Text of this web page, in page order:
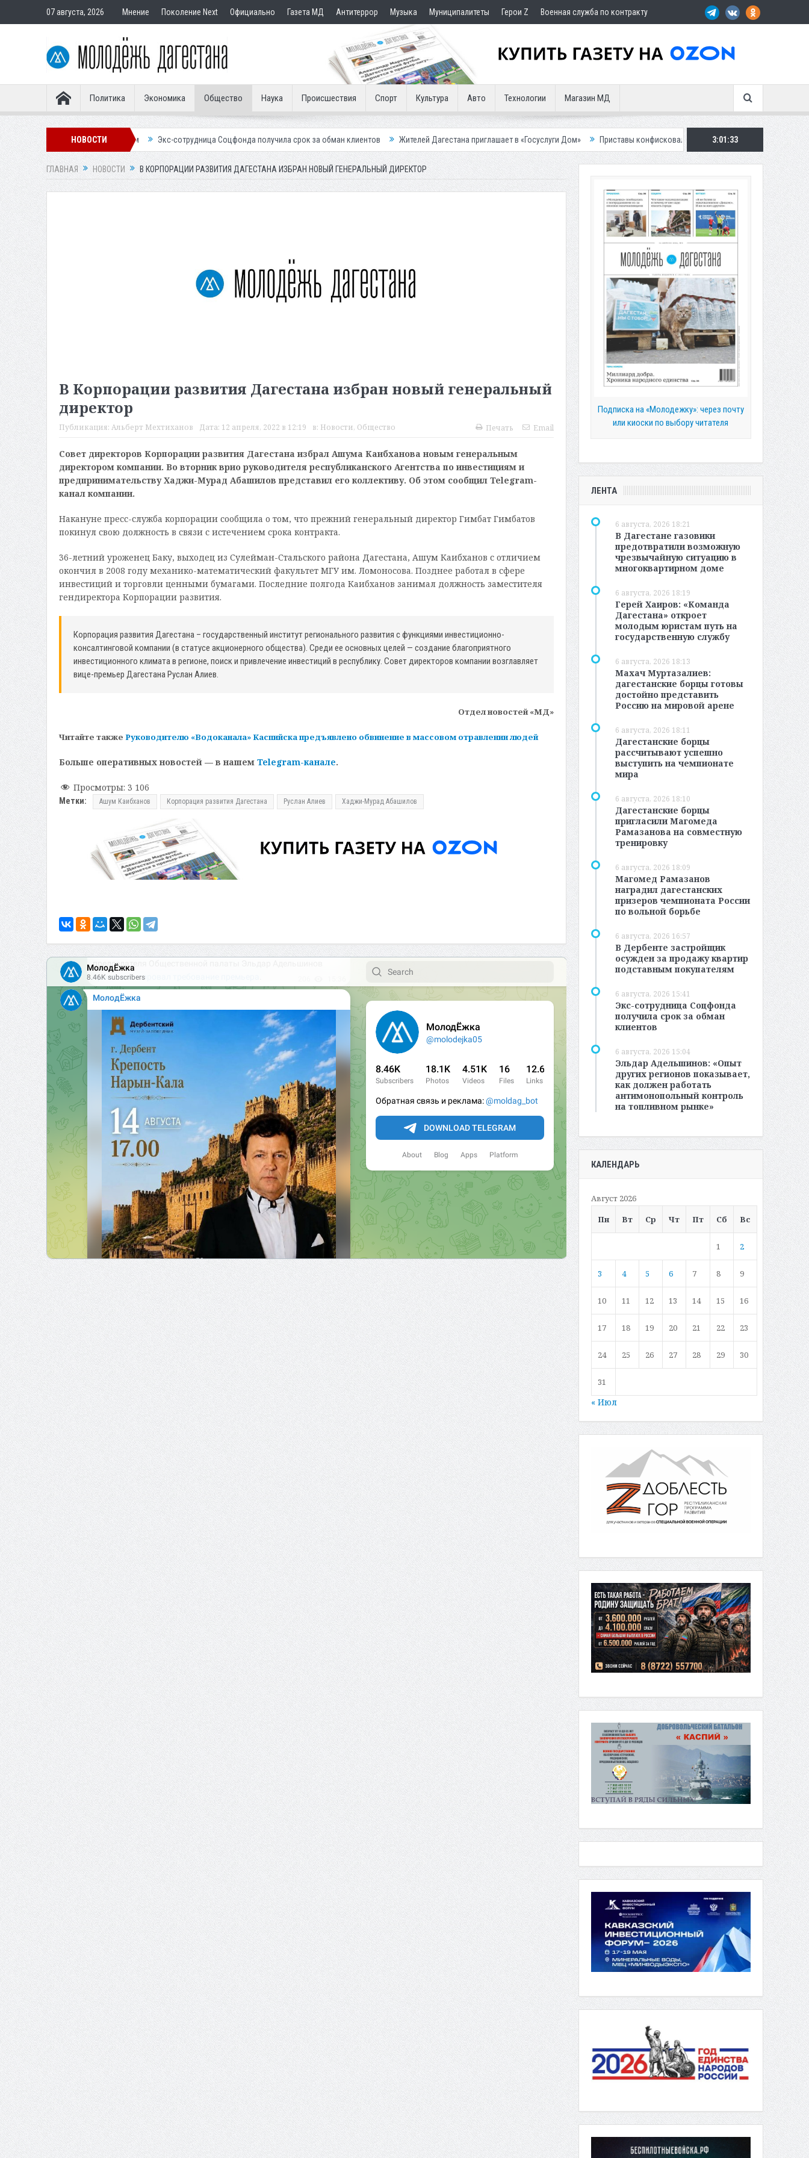
07 августа, 2026 Мнение Поколение Next Официально Газета МД Антитеррор Музыка Муниципалитеты Герои Z Военная служба по контракту
Политика Экономика Общество Наука Происшествия Спорт Культура Авто Технологии Магазин МД
НОВОСТИ
покупателям Экс-сотрудница Соцфонда получила срок за обман клиентов Жителей Дагестана приглашает в «Госуслуги Дом» Приставы конфисковали двух бурых медведей у жителя Дагестана
3:01:34
ГЛАВНАЯ НОВОСТИ В КОРПОРАЦИИ РАЗВИТИЯ ДАГЕСТАНА ИЗБРАН НОВЫЙ ГЕНЕРАЛЬНЫЙ ДИРЕКТОР
В Корпорации развития Дагестана избран новый генеральный
директор
Публикация: Альберт Мехтиханов Дата: 12 апреля, 2022 в 12:19 в: Новости, Общество Печать Email
Совет директоров Корпорации развития Дагестана избрал Ашума Каибханова новым генеральным
директором компании. Во вторник врио руководителя республиканского Агентства по инвестициям и
предпринимательству Хаджи-Мурад Абашилов представил его коллективу. Об этом сообщил Telegram-
канал компании.
Накануне пресс-служба корпорации сообщила о том, что прежний генеральный директор Гимбат Гимбатов
покинул свою должность в связи с истечением срока контракта.
36-летний уроженец Баку, выходец из Сулейман-Стальского района Дагестана, Ашум Каибханов с отличием
окончил в 2008 году механико-математический факультет МГУ им. Ломоносова. Позднее работал в сфере
инвестиций и торговли ценными бумагами. Последние полгода Каибханов занимал должность заместителя
гендиректора Корпорации развития.
Корпорация развития Дагестана – государственный институт регионального развития с функциями инвестиционно-
консалтинговой компании (в статусе акционерного общества). Среди ее основных целей — создание благоприятного
инвестиционного климата в регионе, поиск и привлечение инвестиций в республику. Совет директоров компании возглавляет
вице-премьер Дагестана Руслан Алиев.
Отдел новостей «МД»
Читайте также Руководителю «Водоканала» Каспийска предъявлено обвинение в массовом отравлении людей
Больше оперативных новостей — в нашем Telegram-канале.
Просмотры: 3 106
Метки: Ашум Каибханов Корпорация развития Дагестана Руслан Алиев Хаджи-Мурад Абашилов
Подписка на «Молодежку»: через почту
или киоски по выбору читателя
ЛЕНТА
6 августа, 2026 18:21
В Дагестане газовики
предотвратили возможную
чрезвычайную ситуацию в
многоквартирном доме
6 августа, 2026 18:19
Герей Хаиров: «Команда
Дагестана» откроет
молодым юристам путь на
государственную службу
6 августа, 2026 18:13
Махач Муртазалиев:
дагестанские борцы готовы
достойно представить
Россию на мировой арене
6 августа, 2026 18:11
Дагестанские борцы
рассчитывают успешно
выступить на чемпионате
мира
6 августа, 2026 18:10
Дагестанские борцы
пригласили Магомеда
Рамазанова на совместную
тренировку
6 августа, 2026 18:09
Магомед Рамазанов
наградил дагестанских
призеров чемпионата России
по вольной борьбе
6 августа, 2026 16:57
В Дербенте застройщик
осужден за продажу квартир
подставным покупателям
6 августа, 2026 15:41
Экс-сотрудница Соцфонда
получила срок за обман
клиентов
6 августа, 2026 15:04
Эльдар Адельшинов: «Опыт
других регионов показывает,
как должен работать
антимонопольный контроль
на топливном рынке»
КАЛЕНДАРЬ
Август 2026
Пн
Вт Ср Чт Пт Сб Вс
1 2
3 4 5 6 7 8 9
10 11 12 13 14 15 16
17 18 19 20 21 22 23
24 25 26 27 28 29 30
31
« Июл